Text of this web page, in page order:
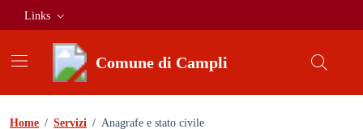
Vai ai contenuti
Vai al footer
Links
Comune di Campli
Home / Servizi / Anagrafe e stato civile